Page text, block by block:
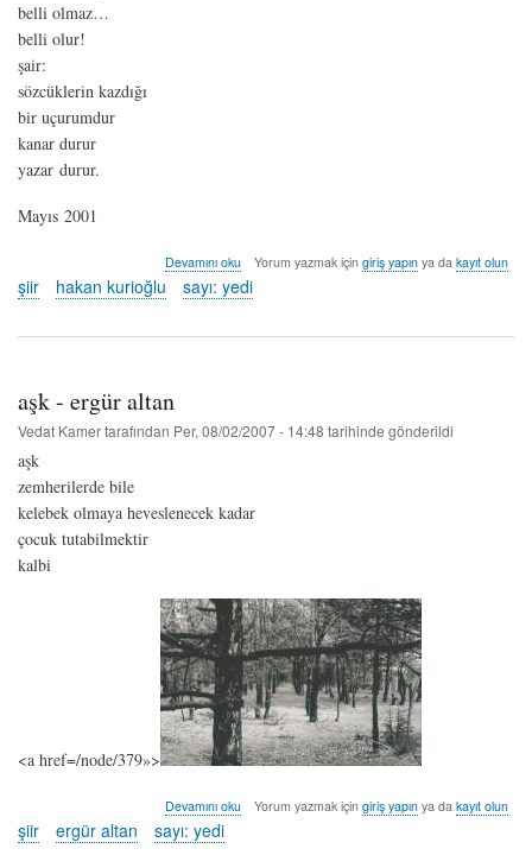
belli olmaz…
belli olur!
şair:
sözcüklerin kazdığı
bir uçurumdur
kanar durur
yazar durur.
Mayıs 2001
belki
-
kurioğlu
Devamını oku Yorum yazmak için giriş yapınya da kayıt olun
şiir hakan kurioğlu sayı: yedi
aşk - ergür altan
Vedat Kamertarafından Per, 08/02/2007 - 14:48 tarihinde gönderildi
aşk
zemherilerde bile
kelebek olmaya heveslenecek kadar
çocuk tutabilmektir
kalbi
<a href=/node/379»>
aşk
-
ergür
Devamını oku Yorum yazmak için giriş yapınya da kayıt olun
şiir ergür altan sayı: yedi